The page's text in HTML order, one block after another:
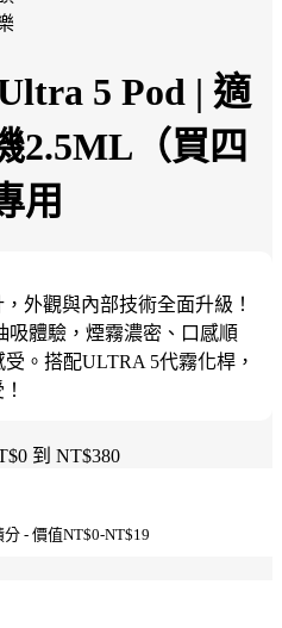
5 Pod | 適
2.5ML（買四
用
外觀與內部技術全面升級！
吸體驗，煙霧濃密、口感順
。搭配ULTRA 5代霧化桿，
到 NT$380
分 - 價值NT$0-NT$19